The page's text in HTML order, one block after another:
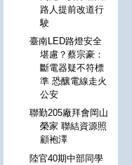
路人提前改道行
駛
臺南LED路燈安全
堪慮？蔡宗豪：
斷電器疑不符標
準 恐釀電線走火
公安
聯勤205廠拜會岡山
榮家 聯結資源照
顧袍澤
陸官40期中部同學